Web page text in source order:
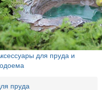
для пруда и
пруда